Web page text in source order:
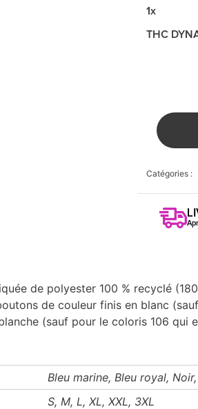
1x
THC
Catégories :
de polyester 100 % recyclé
de couleur finis en blanc
(sauf pour le coloris 106 qui
Bleu marine, Bleu royal,
S, M, L, XL, XXL, 3XL